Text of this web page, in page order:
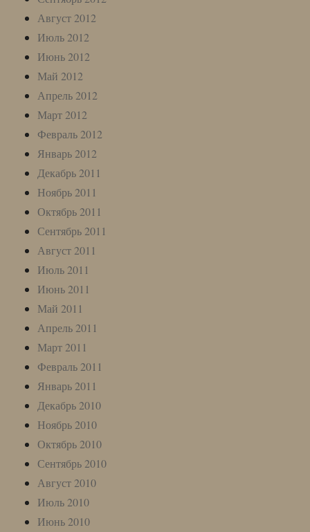
Август 2012
Июль 2012
Июнь 2012
Май 2012
Апрель 2012
Март 2012
Февраль 2012
Январь 2012
Декабрь 2011
Ноябрь 2011
Октябрь 2011
Сентябрь 2011
Август 2011
Июль 2011
Июнь 2011
Май 2011
Апрель 2011
Март 2011
Февраль 2011
Январь 2011
Декабрь 2010
Ноябрь 2010
Октябрь 2010
Сентябрь 2010
Август 2010
Июль 2010
Июнь 2010